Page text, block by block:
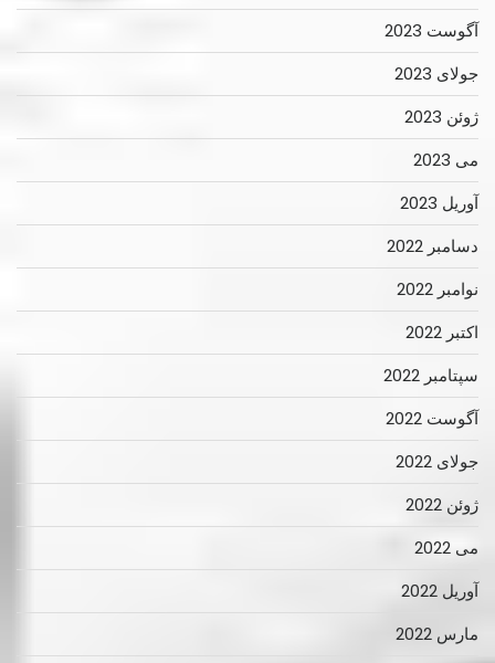
آگوست 2023
جولای 2023
ژوئن 2023
می 2023
آوریل 2023
دسامبر 2022
نوامبر 2022
اکتبر 2022
سپتامبر 2022
آگوست 2022
جولای 2022
ژوئن 2022
می 2022
آوریل 2022
مارس 2022